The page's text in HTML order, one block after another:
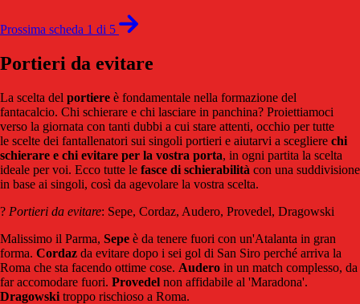
Prossima scheda 1 di 5
Portieri da evitare
La scelta del portiere è fondamentale nella formazione del
fantacalcio. Chi schierare e chi lasciare in panchina? Proiettiamoci
verso la giornata con tanti dubbi a cui stare attenti, occhio per tutte
le scelte dei fantallenatori sui singoli portieri e aiutarvi a scegliere chi
schierare e chi evitare per la vostra porta, in ogni partita la scelta
ideale per voi. Ecco tutte le fasce di schierabilità con una suddivisione
in base ai singoli, così da agevolare la vostra scelta.
? Portieri da evitare: Sepe, Cordaz, Audero, Provedel, Dragowski
Malissimo il Parma, Sepe è da tenere fuori con un'Atalanta in gran
forma. Cordaz da evitare dopo i sei gol di San Siro perché arriva la
Roma che sta facendo ottime cose. Audero in un match complesso, da
far accomodare fuori. Provedel non affidabile al 'Maradona'.
Dragowski troppo rischioso a Roma.